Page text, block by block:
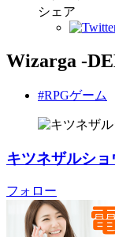
シェア
Wizarga -
#RPGゲーム
キツネザルショ
フォロー